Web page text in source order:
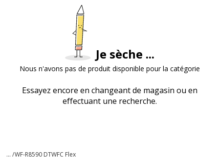
Je sèche ...
Nous n'avons pas de produit disponible pour la catégorie
Essayez encore en changeant de magasin ou en
effectuant une recherche.
... /WF-R8590 DTWFC Flex